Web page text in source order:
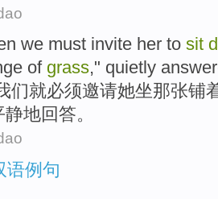
we must invite her to sit
of grass," quietly
们就必须邀请她坐那张铺
静地回答。
语例句